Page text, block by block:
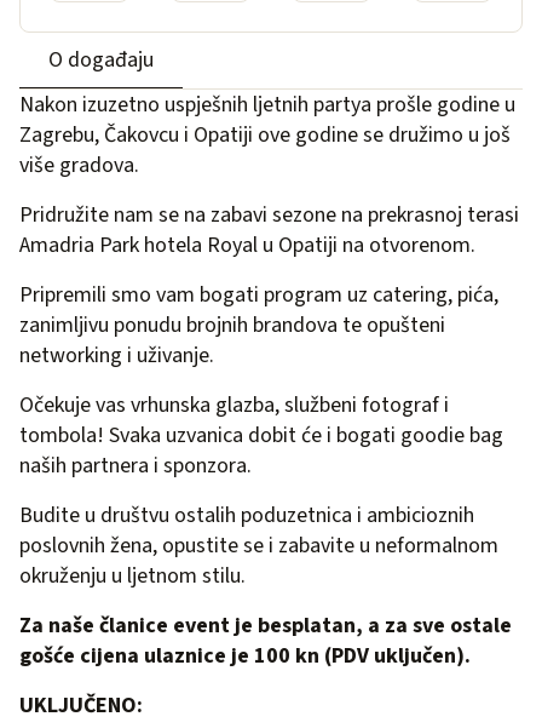
O događaju
Nakon izuzetno uspješnih ljetnih partya prošle godine u
Zagrebu, Čakovcu i Opatiji ove godine se družimo u još
više gradova.
Pridružite nam se na zabavi sezone na prekrasnoj terasi
Amadria Park hotela Royal u Opatiji na otvorenom.
Pripremili smo vam bogati program uz catering, pića,
zanimljivu ponudu brojnih brandova te opušteni
networking i uživanje.
Očekuje vas vrhunska glazba, službeni fotograf i
tombola! Svaka uzvanica dobit će i bogati goodie bag
naših partnera i sponzora.
Budite u društvu ostalih poduzetnica i ambicioznih
poslovnih žena, opustite se i zabavite u neformalnom
okruženju u ljetnom stilu.
Za naše članice event je besplatan, a za sve ostale
gošće cijena ulaznice je 100 kn (PDV uključen).
UKLJUČENO: